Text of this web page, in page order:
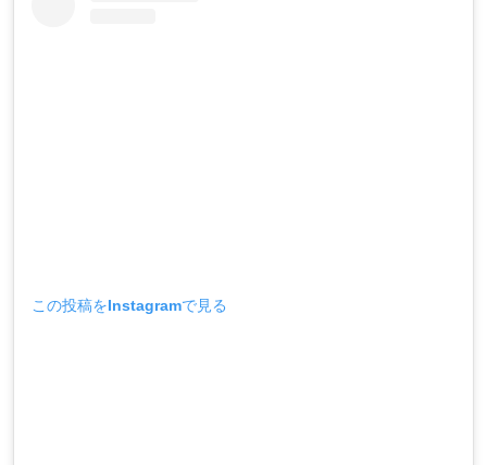
この投稿をInstagramで見る